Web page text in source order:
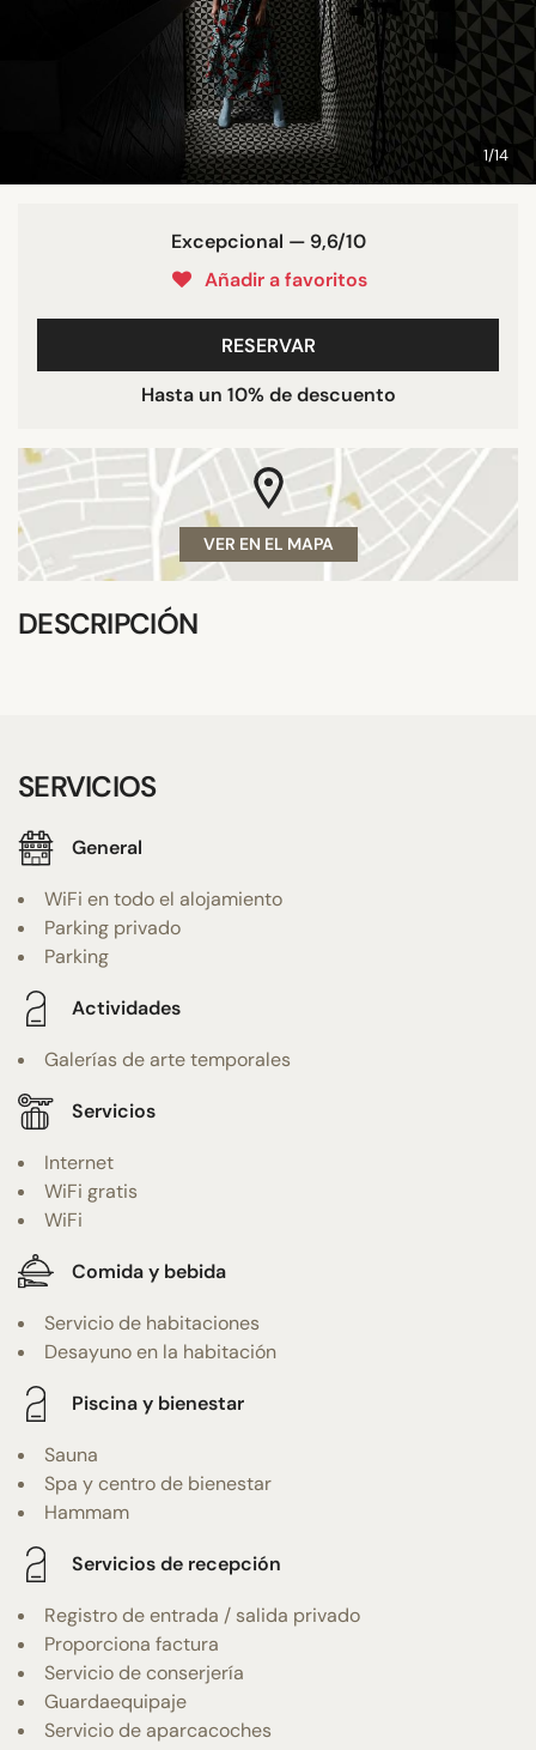
1/14
Excepcional — 9,6/10
Añadir a favoritos
RESERVAR
Hasta un 10% de descuento
VER EN EL MAPA
DESCRIPCIÓN
SERVICIOS
General
WiFi en todo el alojamiento
Parking privado
Parking
Actividades
Galerías de arte temporales
Servicios
Internet
WiFi gratis
WiFi
Comida y bebida
Servicio de habitaciones
Desayuno en la habitación
Piscina y bienestar
Sauna
Spa y centro de bienestar
Hammam
Servicios de recepción
Registro de entrada / salida privado
Proporciona factura
Servicio de conserjería
Guardaequipaje
Servicio de aparcacoches